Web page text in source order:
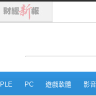
PC 遊戲軟體 影